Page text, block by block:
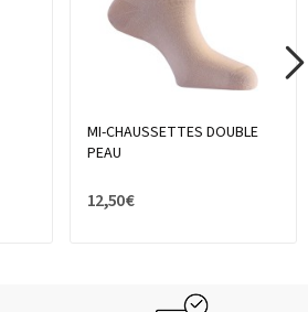
MI-CHAUSSETTES DOUBLE
PEAU
12,50 €